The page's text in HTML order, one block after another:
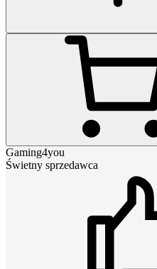
Gaming4you
Świetny sprzedawca